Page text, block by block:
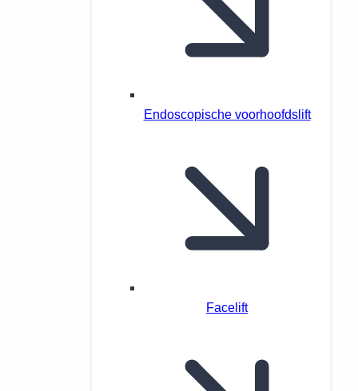
Endoscopische voorhoofdslift
Facelift